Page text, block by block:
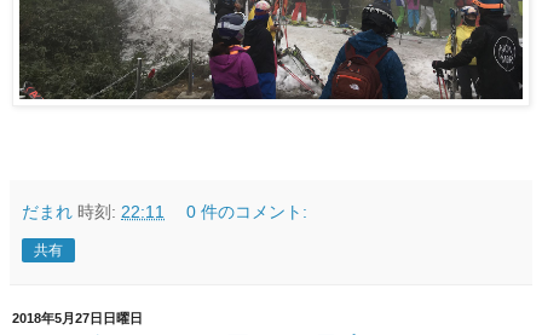
だまれ 時刻: 22:11 0 件のコメント:
共有
2018年5月27日日曜日